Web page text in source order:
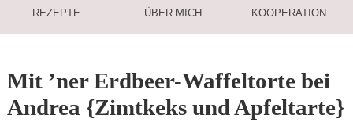
REZEPTE ÜBER MICH KOOPERATION
Mit ’ner Erdbeer-Waffeltorte bei
Andrea {Zimtkeks und Apfeltarte}